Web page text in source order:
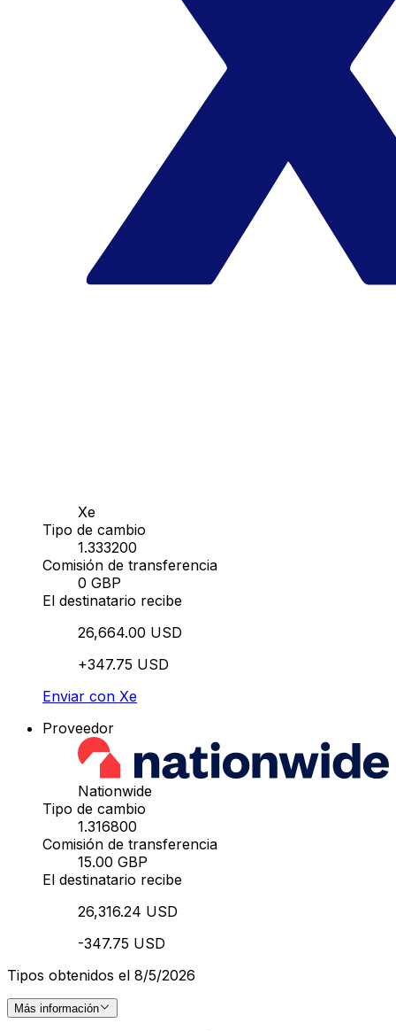
Xe
Tipo de cambio
1.333200
Comisión de transferencia
0 GBP
El destinatario recibe
26,664.00 USD
+347.75 USD
Enviar con Xe
Proveedor
Nationwide
Tipo de cambio
1.316800
Comisión de transferencia
15.00 GBP
El destinatario recibe
26,316.24 USD
-347.75 USD
Tipos obtenidos el 8/5/2026
Más información